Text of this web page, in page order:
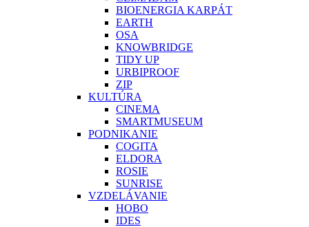
BIOENERGIA KARPÁT
EARTH
OSA
KNOWBRIDGE
TIDY UP
URBIPROOF
ZIP
KULTÚRA
CINEMA
SMARTMUSEUM
PODNIKANIE
COGITA
ELDORA
ROSIE
SUNRISE
VZDELÁVANIE
HOBO
IDES